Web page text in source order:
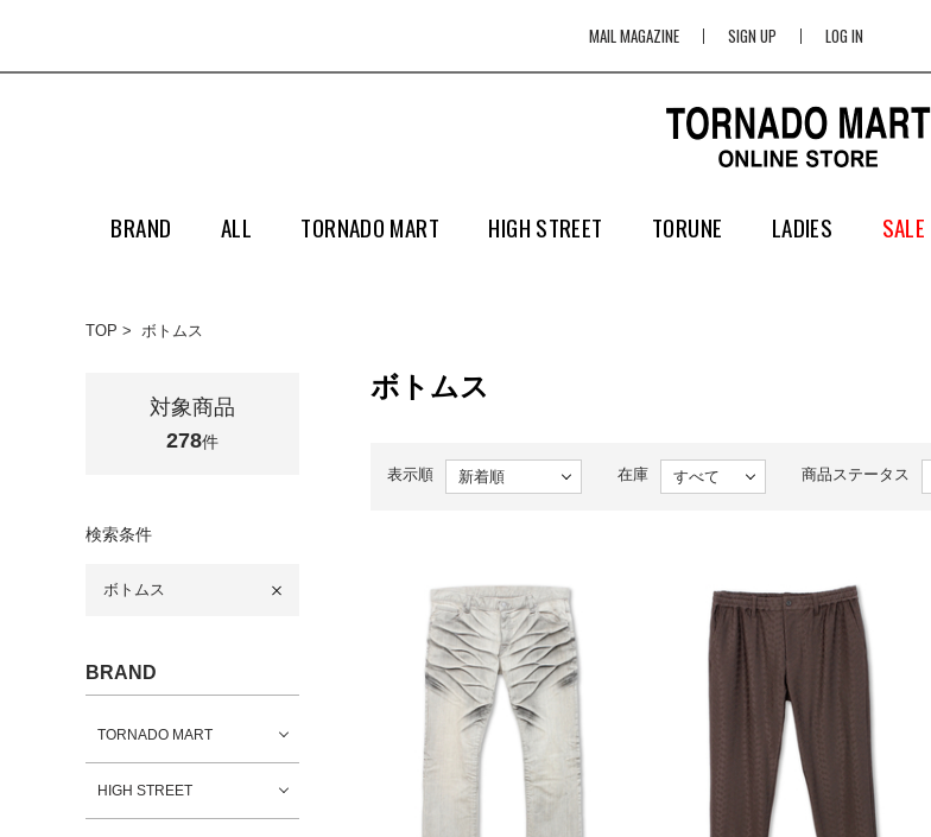
MAIL MAGAZINE SIGN UP LOG IN
BRAND ALL TORNADO MART HIGH STREET TORUNE LADIES SALE
TOP ボトムス
対象商品
278件
検索条件
ボトムス
BRAND
TORNADO MART
HIGH STREET
ボトムス
表示順 在庫 商品ステータス